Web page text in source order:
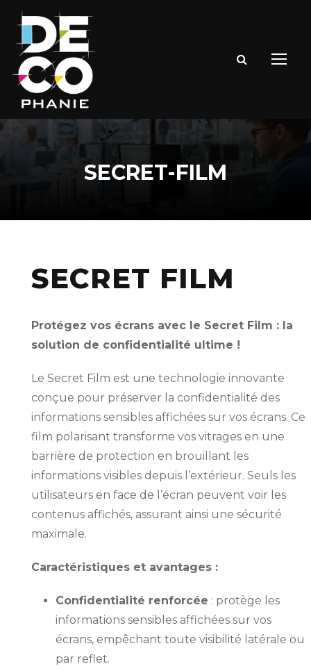
SECRET-FILM
SECRET FILM
Protégez vos écrans avec le Secret Film : la
solution de confidentialité ultime !
Le Secret Film est une technologie innovante
conçue pour préserver la confidentialité des
informations sensibles affichées sur vos écrans. Ce
film polarisant transforme vos vitrages en une
barrière de protection en brouillant les
informations visibles depuis l’extérieur. Seuls les
utilisateurs en face de l’écran peuvent voir les
contenus affichés, assurant ainsi une sécurité
maximale.
Caractéristiques et avantages :
Confidentialité renforcée : protège les
informations sensibles affichées sur vos
écrans, empêchant toute visibilité latérale ou
par reflet.